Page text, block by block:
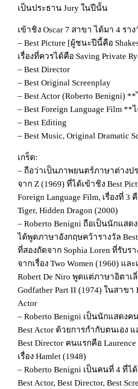
เป็นประธาน Jury ในปีนั้น
เข้าชิง Oscar 7 สาขา ได้มา 4 ราง
– Best Picture [ผู้ชนะปีนี้คือ
เรื่องที่ควรได้คือ Saving Private
– Best Director
– Best Original Screenplay
– Best Actor (Roberto Benigni)
– Best Foreign Language Film **
– Best Editing
– Best Music, Original Dramatic
เกร็ด:
– ถือว่าเป็นภาพยนตร์ภาษาต่างปร
จาก Z (1969) ที่ได้เข้าชิง Best
Foreign Language Film, เรื่องที่ 3
Tiger, Hidden Dragon (2000)
– Roberto Benigni ถือเป็นนักแส
ได้พูดภาษาอังกฤษคว้ารางวัล
ที่สองถัดจาก Sophia Loren ที่รับรา
จากเรื่อง Two Women (1960) แ
Robert De Niro พูดแต่ภาษาอิตาเ
Godfather Part II (1974) ในสาขา
Actor
– Roberto Benigni เป็นนักแสดงค
Best Actor ด้วยการกำกับตนเอง แ
Best Director คนแรกคือ
เรื่อง Hamlet (1948)
– Roberto Benigni เป็นคนที่ 4 ที่ไ
Best Actor, Best Director, Best